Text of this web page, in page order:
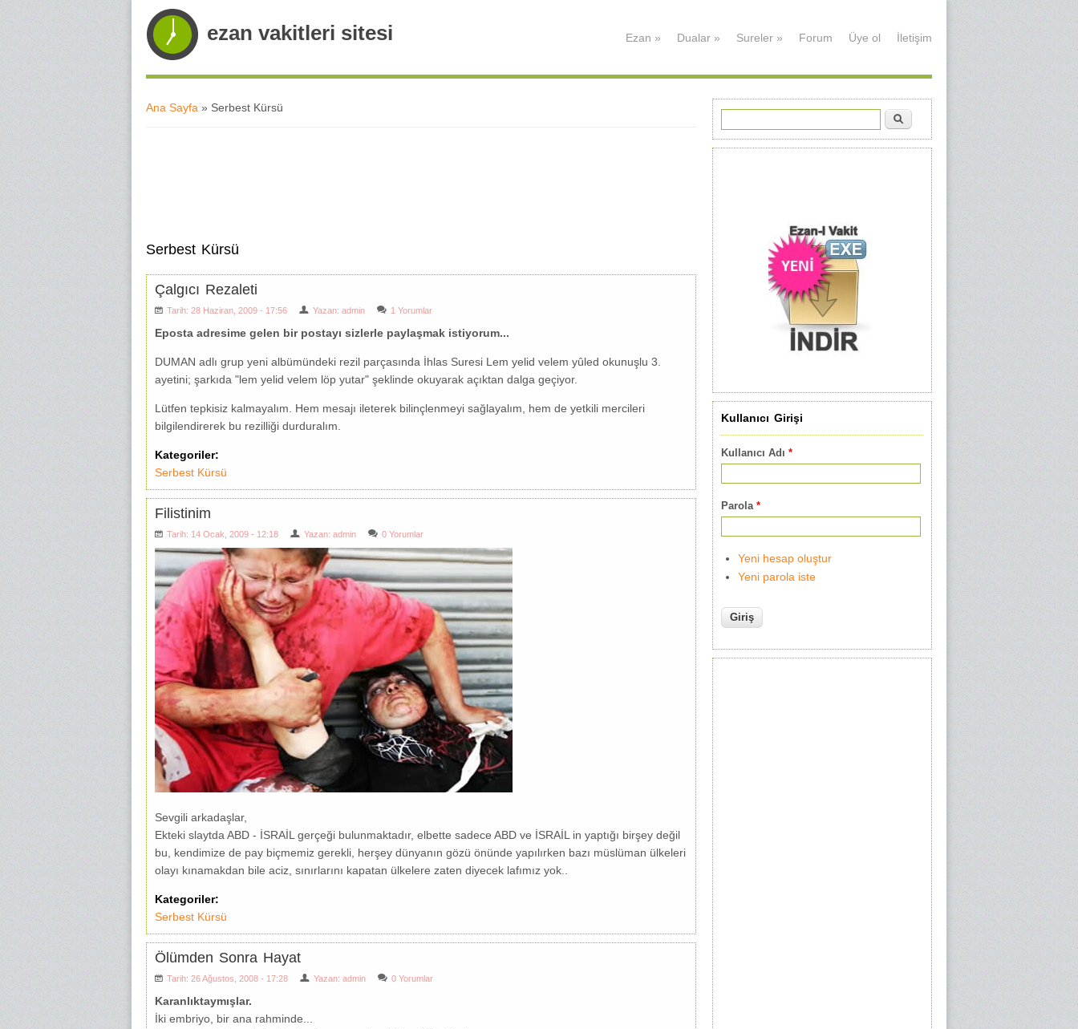
ezan vakitleri sitesi Ezan » Dualar » Sureler » Forum Üye ol İletişim
Ana Sayfa » Serbest Kürsü
Serbest Kürsü
Çalgıcı Rezaleti
Tarih: 28 Haziran, 2009 - 17:56 Yazan: admin 1 Yorumlar
Eposta adresime gelen bir postayı sizlerle paylaşmak istiyorum...
DUMAN adlı grup yeni albümündeki rezil parçasında İhlas Suresi Lem yelid velem yûled okunuşlu 3.
ayetini; şarkıda "lem yelid velem löp yutar" şeklinde okuyarak açıktan dalga geçiyor.
Lütfen tepkisiz kalmayalım. Hem mesajı ileterek bilinçlenmeyi sağlayalım, hem de yetkili mercileri
bilgilendirerek bu rezilliği durduralım.
Kategoriler:
Serbest Kürsü
Filistinim
Tarih: 14 Ocak, 2009 - 12:18 Yazan: admin 0 Yorumlar
Sevgili arkadaşlar,
Ekteki slaytda ABD - İSRAİL gerçeği bulunmaktadır, elbette sadece ABD ve İSRAİL in yaptığı birşey değil
bu, kendimize de pay biçmemiz gerekli, herşey dünyanın gözü önünde yapılırken bazı müslüman ülkeleri
olayı kınamakdan bile aciz, sınırlarını kapatan ülkelere zaten diyecek lafımız yok..
Kategoriler:
Serbest Kürsü
Ölümden Sonra Hayat
Tarih: 26 Ağustos, 2008 - 17:28 Yazan: admin 0 Yorumlar
Karanlıktaymışlar.
İki embriyo, bir ana rahminde...
Arama formu
Ara
Kullanıcı Girişi
Kullanıcı Adı *
Parola *
Yeni hesap oluştur
Yeni parola iste